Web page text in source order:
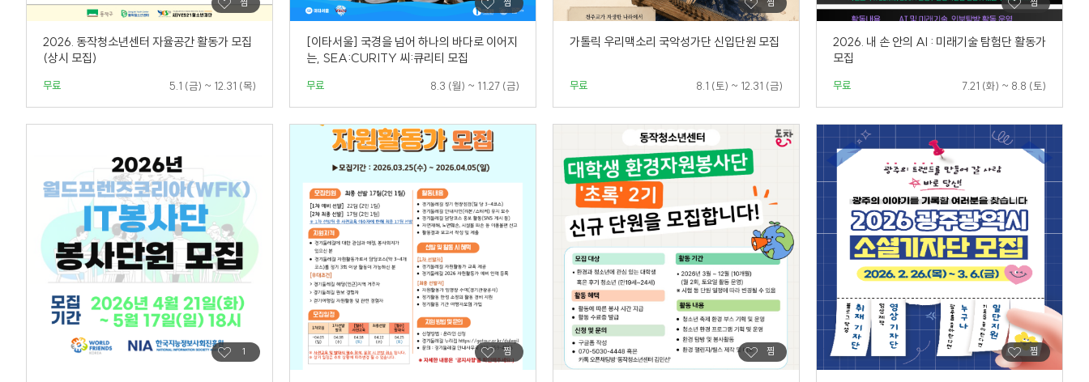
2026. 동작청소년센터 자율공간 활동가 모집
(상시 모집)
무료 5.1 (금) ~ 12.31 (목)
[이타서울] 국경을 넘어 하나의 바다로 이어지
는, SEA:CURITY 씨:큐리티 모집
무료 8.3 (월) ~ 11.27 (금)
가톨릭 우리맥소리 국악성가단 신입단원 모집
무료 8.1 (토) ~ 12.31 (금)
2026. 내 손 안의 AI : 미래기술 탐험단 활동가
모집
무료 7.21 (화) ~ 8.8 (토)